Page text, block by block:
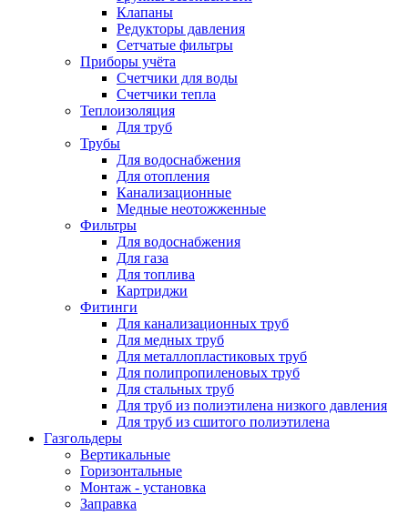
Клапаны
Редукторы давления
Сетчатые фильтры
Приборы учёта
Счетчики для воды
Счетчики тепла
Теплоизоляция
Для труб
Трубы
Для водоснабжения
Для отопления
Канализационные
Медные неотожженные
Фильтры
Для водоснабжения
Для газа
Для топлива
Картриджи
Фитинги
Для канализационных труб
Для медных труб
Для металлопластиковых труб
Для полипропиленовых труб
Для стальных труб
Для труб из полиэтилена низкого давления
Для труб из сшитого полиэтилена
Газгольдеры
Вертикальные
Горизонтальные
Монтаж - установка
Заправка